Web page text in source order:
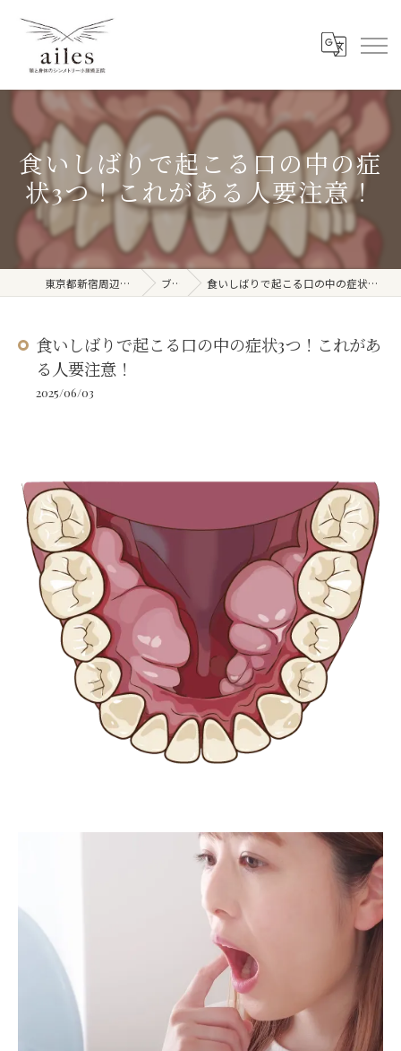
食いしばりで起こる口の中の症
状3つ！これがある人要注意！
東京都新宿周辺の整体ならailes ブログ 食いしばりで起こる口の中の症状3つ！これがある人要注意！
食いしばりで起こる口の中の症状3つ！これがあ
る人要注意！
2025/06/03